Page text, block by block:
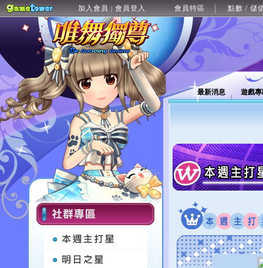
加入會員 | 會員登入 會員特區 點數 / 儲
最新消息 遊戲